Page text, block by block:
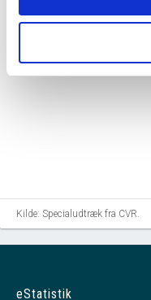
Kilde: Specialudtræk fra CVR.
eStatistik